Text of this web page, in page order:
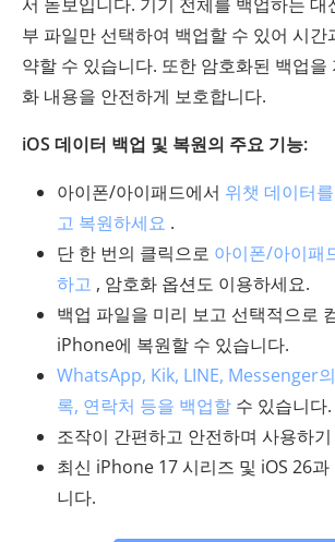
부 파일만 선택하여 백업할 수 있어 시간
약할 수 있습니다. 또한 암호화된 백업을
화 내용을 안전하게 보호합니다.
iOS 데이터 백업 및 복원의 주요 기능:
아이폰/아이패드에서 위챗 데이터
고 복원하세요 .
단 한 번의 클릭으로 아이폰/아이패
하고 , 암호화 옵션도 이용하세요.
백업 파일을 미리 보고 선택적으로
iPhone에 복원할 수 있습니다.
WhatsApp, Kik, LINE, Messenger
록, 연락처 등을 백업할 수 있습니다.
조작이 간편하고 안전하며 사용하
최신 iPhone 17 시리즈 및 iOS 26
니다.